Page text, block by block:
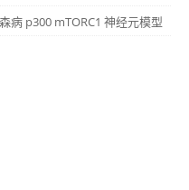
病 p300 mTORC1 神经元模型